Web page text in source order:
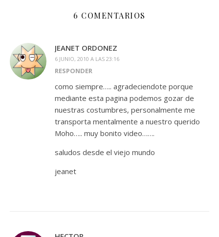
6 COMENTARIOS
JEANET ORDONEZ
6 JUNIO, 2010 A LAS 23:16
RESPONDER
como siempre….. agradeciendote porque
mediante esta pagina podemos gozar de
nuestras costumbres, personalmente me
transporta mentalmente a nuestro querido
Moho….. muy bonito video…….
saludos desde el viejo mundo
jeanet